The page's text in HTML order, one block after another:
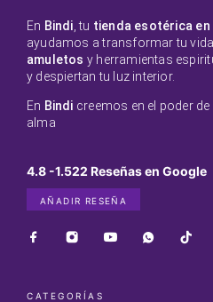
En Bindi , tu tienda esotérica en
ayudamos a transformar tu
amuletos y herramientas
y despiertan tu luz interior.
En Bindi creemos en el poder
alma
4.8 -1.522 Reseñas en Google
AÑADIR RESEÑA
CATEGORÍAS